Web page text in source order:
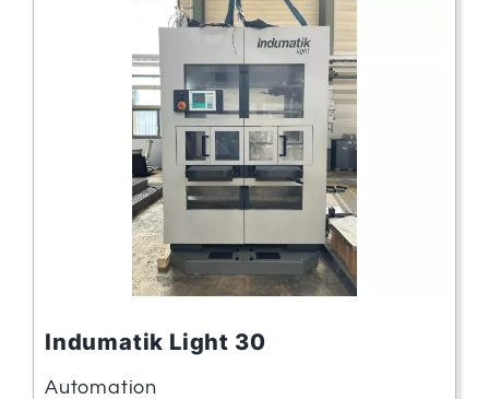
Indumatik Light 30
Automation